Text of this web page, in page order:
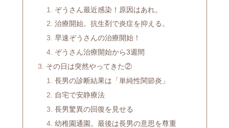
ぞうさん最近感染！原因はあれ。
治療開始。抗生剤で炎症を抑える。
早速ぞうさんの治療開始！
ぞうさん治療開始から3週間
その日は突然やってきた②
長男の診断結果は「単純性関節炎」
自宅で安静療法
長男驚異の回復を見せる
幼稚園通園。最後は長男の意思を尊重